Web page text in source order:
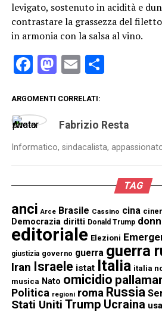
levigato, sostenuto in acidità e
contrastare la grassezza del
in armonia con la salsa al vino.
Facebook
Mastodon
Email
ARGOMENTI CORRELATI:
Fabrizio Resta
Informatico, sindacalista,
TAG
anci Arce Brasile Cassino cina
Democrazia diritti Donald Trump
editoriale Elezioni
giustizia governo guerra guerra
Iran Israele istat Italia italia
musica Nato omicidio
Politica regioni roma Russia
Stati Uniti Trump Ucraina usa